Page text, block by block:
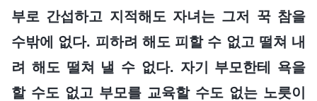
부로 간섭하고 지적해도 자녀는 그저 꾹 참을
수밖에 없다. 피하려 해도 피할 수 없고 떨쳐 내
려 해도 떨쳐 낼 수 없다. 자기 부모한테 욕을
할 수도 없고 부모를 교육할 수도 없는 노릇이